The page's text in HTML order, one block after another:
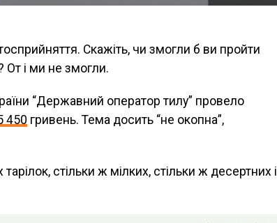
Скажіть, чи змогли б ви пройти
От і ми не змогли.
“Державний оператор тилу” провело
450 гривень. Тема досить “не окопна”,
стільки ж мілких, стільки ж десертних і